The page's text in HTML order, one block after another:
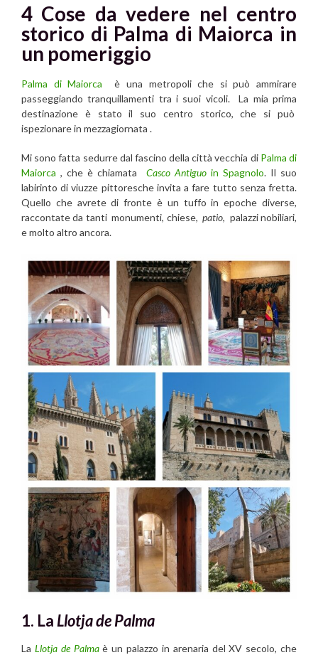
4 Cose da vedere nel centro
storico di Palma di Maiorca in
un pomeriggio
Palma di Maiorca è una metropoli che si può ammirare
passeggiando tranquillamenti tra i suoi vicoli.
La mia prima
destinazione è stato il suo centro storico, che si può
ispezionare in mezzagiornata .
Mi sono fatta sedurre dal fascino della città vecchia di Palma di
Maiorca, che è chiamata Casco Antiguoin Spagnolo. Il suo
labirinto di viuzze pittoresche invita a fare tutto senza fretta.
Quello che avrete di fronte è un tuffo in epoche diverse,
raccontate da tanti monumenti, chiese,patio, palazzi nobiliari,
e molto altro ancora.
1. La Llotja de Palma
La Llotja de Palmaè un palazzo in arenaria del XV secolo, che